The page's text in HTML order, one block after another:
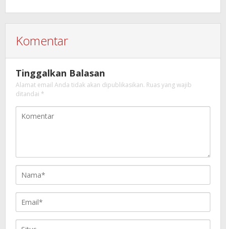
Komentar
Tinggalkan Balasan
Alamat email Anda tidak akan dipublikasikan. Ruas yang wajib
ditandai *